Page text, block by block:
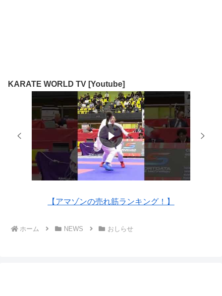
KARATE WORLD TV [Youtube]
【アマゾンの売れ筋ランキング！】
ホーム NEWS おしらせ